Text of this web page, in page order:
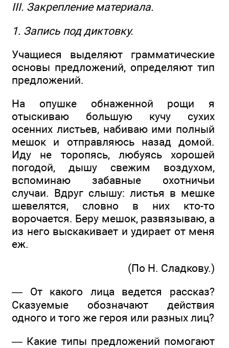
III. Закрепление материала.
1. Запись под диктовку.
Учащиеся выделяют грамматические
основы предложений, определяют тип
предложений.
На опушке обнаженной рощи я
отыскиваю большую кучу сухих
осенних листьев, набиваю ими полный
мешок и отправляюсь назад домой.
Иду не торопясь, любуясь хорошей
погодой, дышу свежим воздухом,
вспоминаю забавные охотничьи
случаи. Вдруг слышу: листья в мешке
шевелятся, словно в них кто-то
ворочается. Беру мешок, развязываю, а
из него выскакивает и удирает от меня
еж.
(По Н. Сладкову.)
— От какого лица ведется рассказ?
Сказуемые обозначают действия
одного и того же героя или разных лиц?
— Какие типы предложений помогают